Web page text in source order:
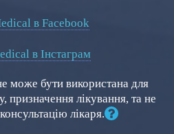
в Facebook
в Інстаграм
може бути використана для
призначення лікування, та не
лікаря.